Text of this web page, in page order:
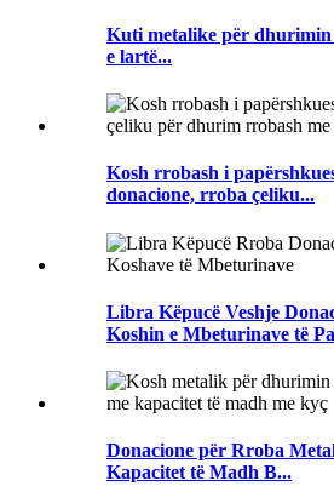
Kuti metalike për dhurimin
e lartë...
Kosh rrobash i
donacione, rroba çeliku...
Libra Këpucë Veshje
Koshin e Mbeturinave të
Donacione për Rroba
Kapacitet të Madh B...